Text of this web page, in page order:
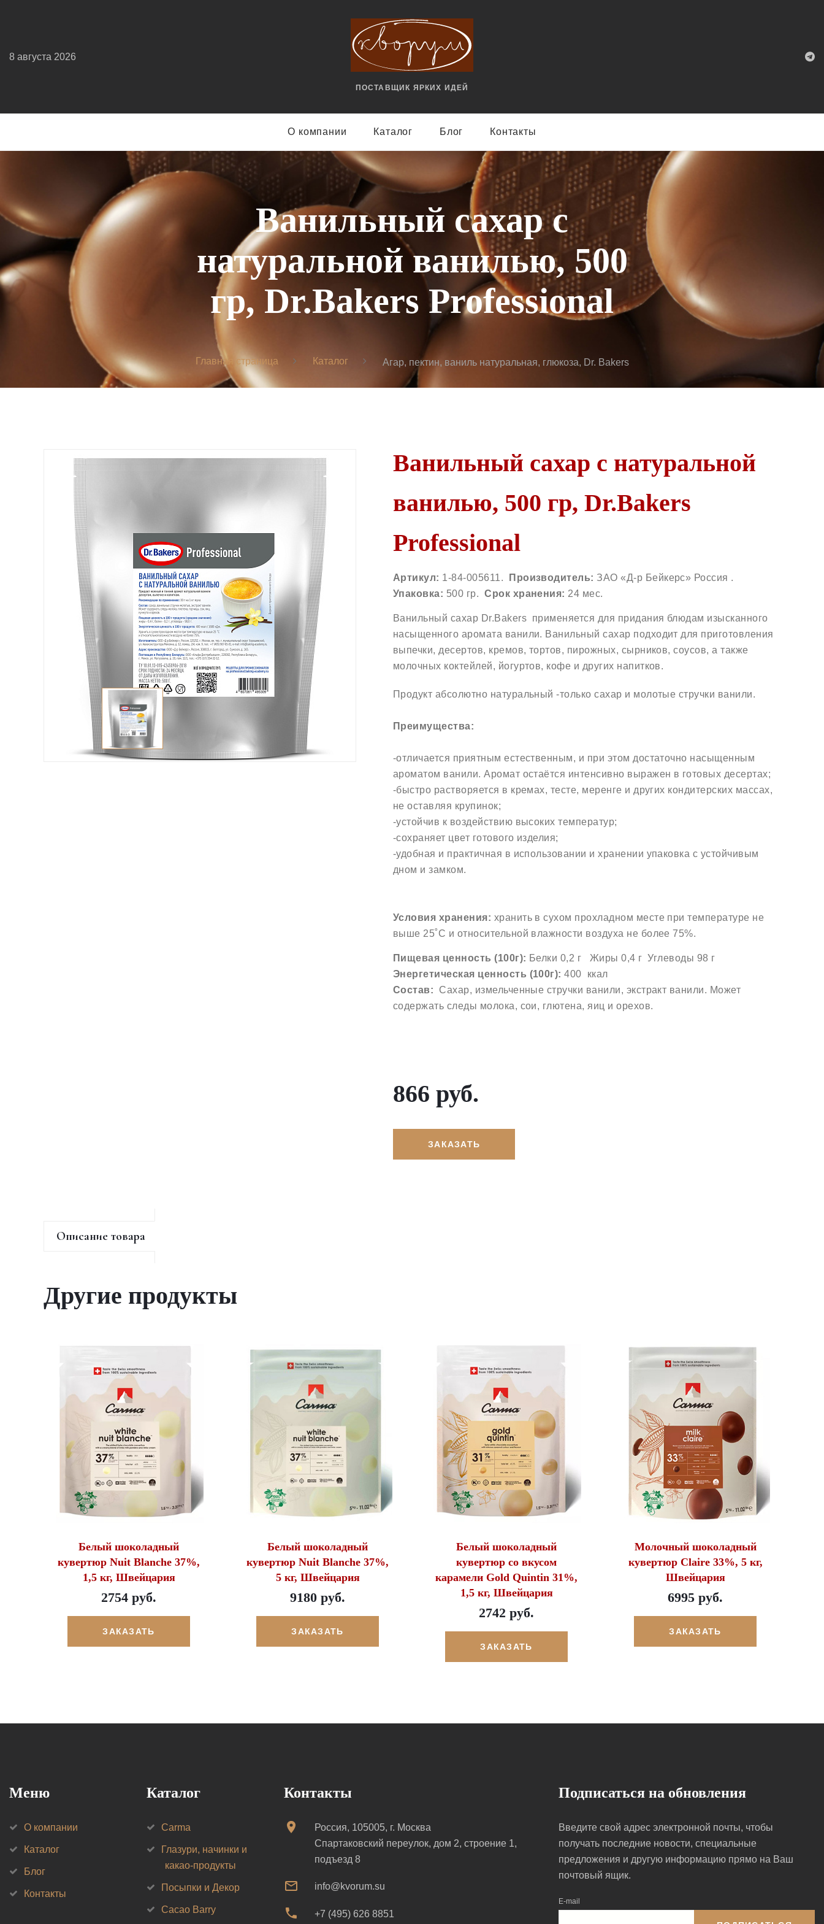
ПОСТАВЩИК ЯРКИX ИДЕЙ
8 августа 2026
О компании Каталог Блог Контакты
Ванильный сахар с
натуральной ванилью, 500
гр, Dr.Bakers Professional
Главная страница Каталог Агар, пектин, ваниль натуральная, глюкоза, Dr. Bakers
Ванильный сахар с натуральной
ванилью, 500 гр, Dr.Bakers
Professional
Артикул: 1-84-005611. Производитель: ЗАО «Д-р Бейкерс» Россия .
Упаковка: 500 гр.Срок хранения: 24 мес.
Ванильный сахар Dr.Bakers применяется для придания блюдам изысканного
насыщенного аромата ванили. Ванильный сахар подходит для приготовления
выпечки, десертов, кремов, тортов, пирожных, сырников, соусов, а также
молочных коктейлей, йогуртов, кофе и других напитков.
Продукт абсолютно натуральный -только сахар и молотые стручки ванили.
Преимущества:
-отличается приятным естественным, и при этом достаточно насыщенным
ароматом ванили. Аромат остаётся интенсивно выражен в готовых десертах;
-быстро растворяется в кремах, тесте, меренге и других кондитерских массах,
не оставляя крупинок;
-устойчив к воздействию высоких температур;
-сохраняет цвет готового изделия;
-удобная и практичная в использовании и хранении упаковка с устойчивым
дном и замком.
Условия хранения: хранить в сухом прохладном месте при температуре не
выше 25˚С и относительной влажности воздуха не более 75%.
Пищевая ценность (100г): Белки 0,2 г Жиры 0,4 г Углеводы 98 г
Энергетическая ценность (100г):400 ккал
Состав: Сахар, измельченные стручки ванили, экстракт ванили. Может
содержать следы молока, сои, глютена, яиц и орехов.
866 руб.
ЗАКАЗАТЬ
Описание товара
Другие продукты
Белый шоколадный
кувертюр Nuit Blanche 37%,
1,5 кг, Швейцария
2754 руб.
ЗАКАЗАТЬ
Белый шоколадный
кувертюр Nuit Blanche 37%,
5 кг, Швейцария
9180 руб.
ЗАКАЗАТЬ
Белый шоколадный
кувертюр со вкусом
карамели Gold Quintin 31%,
1,5 кг, Швейцария
2742 руб.
ЗАКАЗАТЬ
Молочный шоколадный
кувертюр Claire 33%, 5 кг,
Швейцария
6995 руб.
ЗАКАЗАТЬ
Меню
О компании
Каталог
Блог
Контакты
Каталог
Carma
Глазури, начинки и
какао-продукты
Посыпки и Декор
Cacao Barry
Контакты
Россия, 105005, г. Москва
Спартаковский переулок, дом 2, строение 1,
подъезд 8
info@kvorum.su
+7 (495) 626 8851
Подписаться на обновления
Введите свой адрес электронной почты, чтобы
получать последние новости, специальные
предложения и другую информацию прямо на Ваш
почтовый ящик.
E-mail